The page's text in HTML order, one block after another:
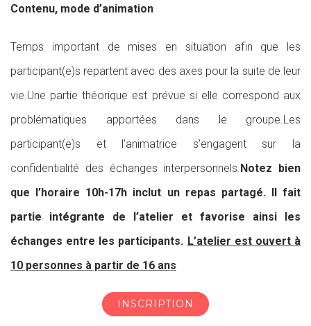
Contenu, mode d’animation
Temps important de mises en situation afin que les
participant(e)s repartent avec des axes pour la suite de leur
vie.Une partie théorique est prévue si elle correspond aux
problématiques apportées dans le groupe.Les
participant(e)s et l’animatrice s’engagent sur la
confidentialité des échanges interpersonnels. Notez bien
que l’horaire 10h-17h inclut un repas partagé. Il fait
partie intégrante de l’atelier et favorise ainsi les
échanges entre les participants. L’atelier est ouvert à
10 personnes à partir de 16 ans
INSCRIPTION